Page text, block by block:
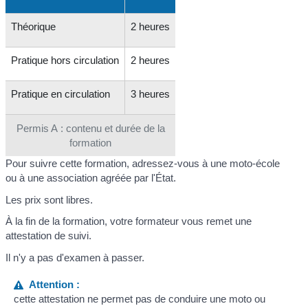
Permis A : contenu et durée de la
formation
Théorique 2 heures
Pratique hors circulation 2 heures
Pratique en circulation 3 heures
Pour suivre cette formation, adressez-vous à une moto-école
ou à une association agréée par l'État.
Les prix sont libres.
À la fin de la formation, votre formateur vous remet une
attestation de suivi.
Il n'y a pas d'examen à passer.
Attention :
cette attestation ne permet pas de conduire une moto ou